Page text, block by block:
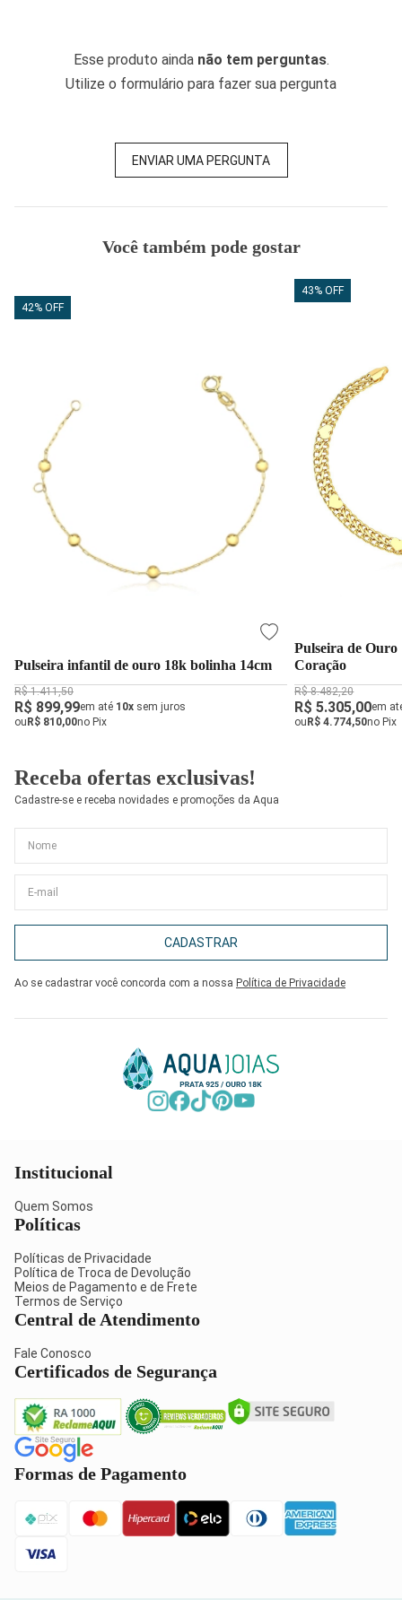
Esse produto ainda não tem perguntas.
Utilize o formulário para fazer sua pergunta
ENVIAR UMA PERGUNTA
Você também pode gostar
42% OFF
Pulseira infantil de ouro 18k bolinha 14cm
R$ 1.411,50
R$ 899,99em até 10x sem juros
ouR$ 810,00no Pix
43% OFF
Pulseira de
Coração
R$ 8.482,20
R$ 5.305,00em
ouR$ 4.774,50no Pix
Receba ofertas exclusivas!
Cadastre-se e receba novidades e promoções da Aqua
CADASTRAR
Ao se cadastrar você concorda com a nossa Política de Privacidade
Institucional
Quem Somos
Políticas
Políticas de Privacidade
Política de Troca de Devolução
Meios de Pagamento e de Frete
Termos de Serviço
Central de Atendimento
Fale Conosco
Certificados de Segurança
Formas de Pagamento